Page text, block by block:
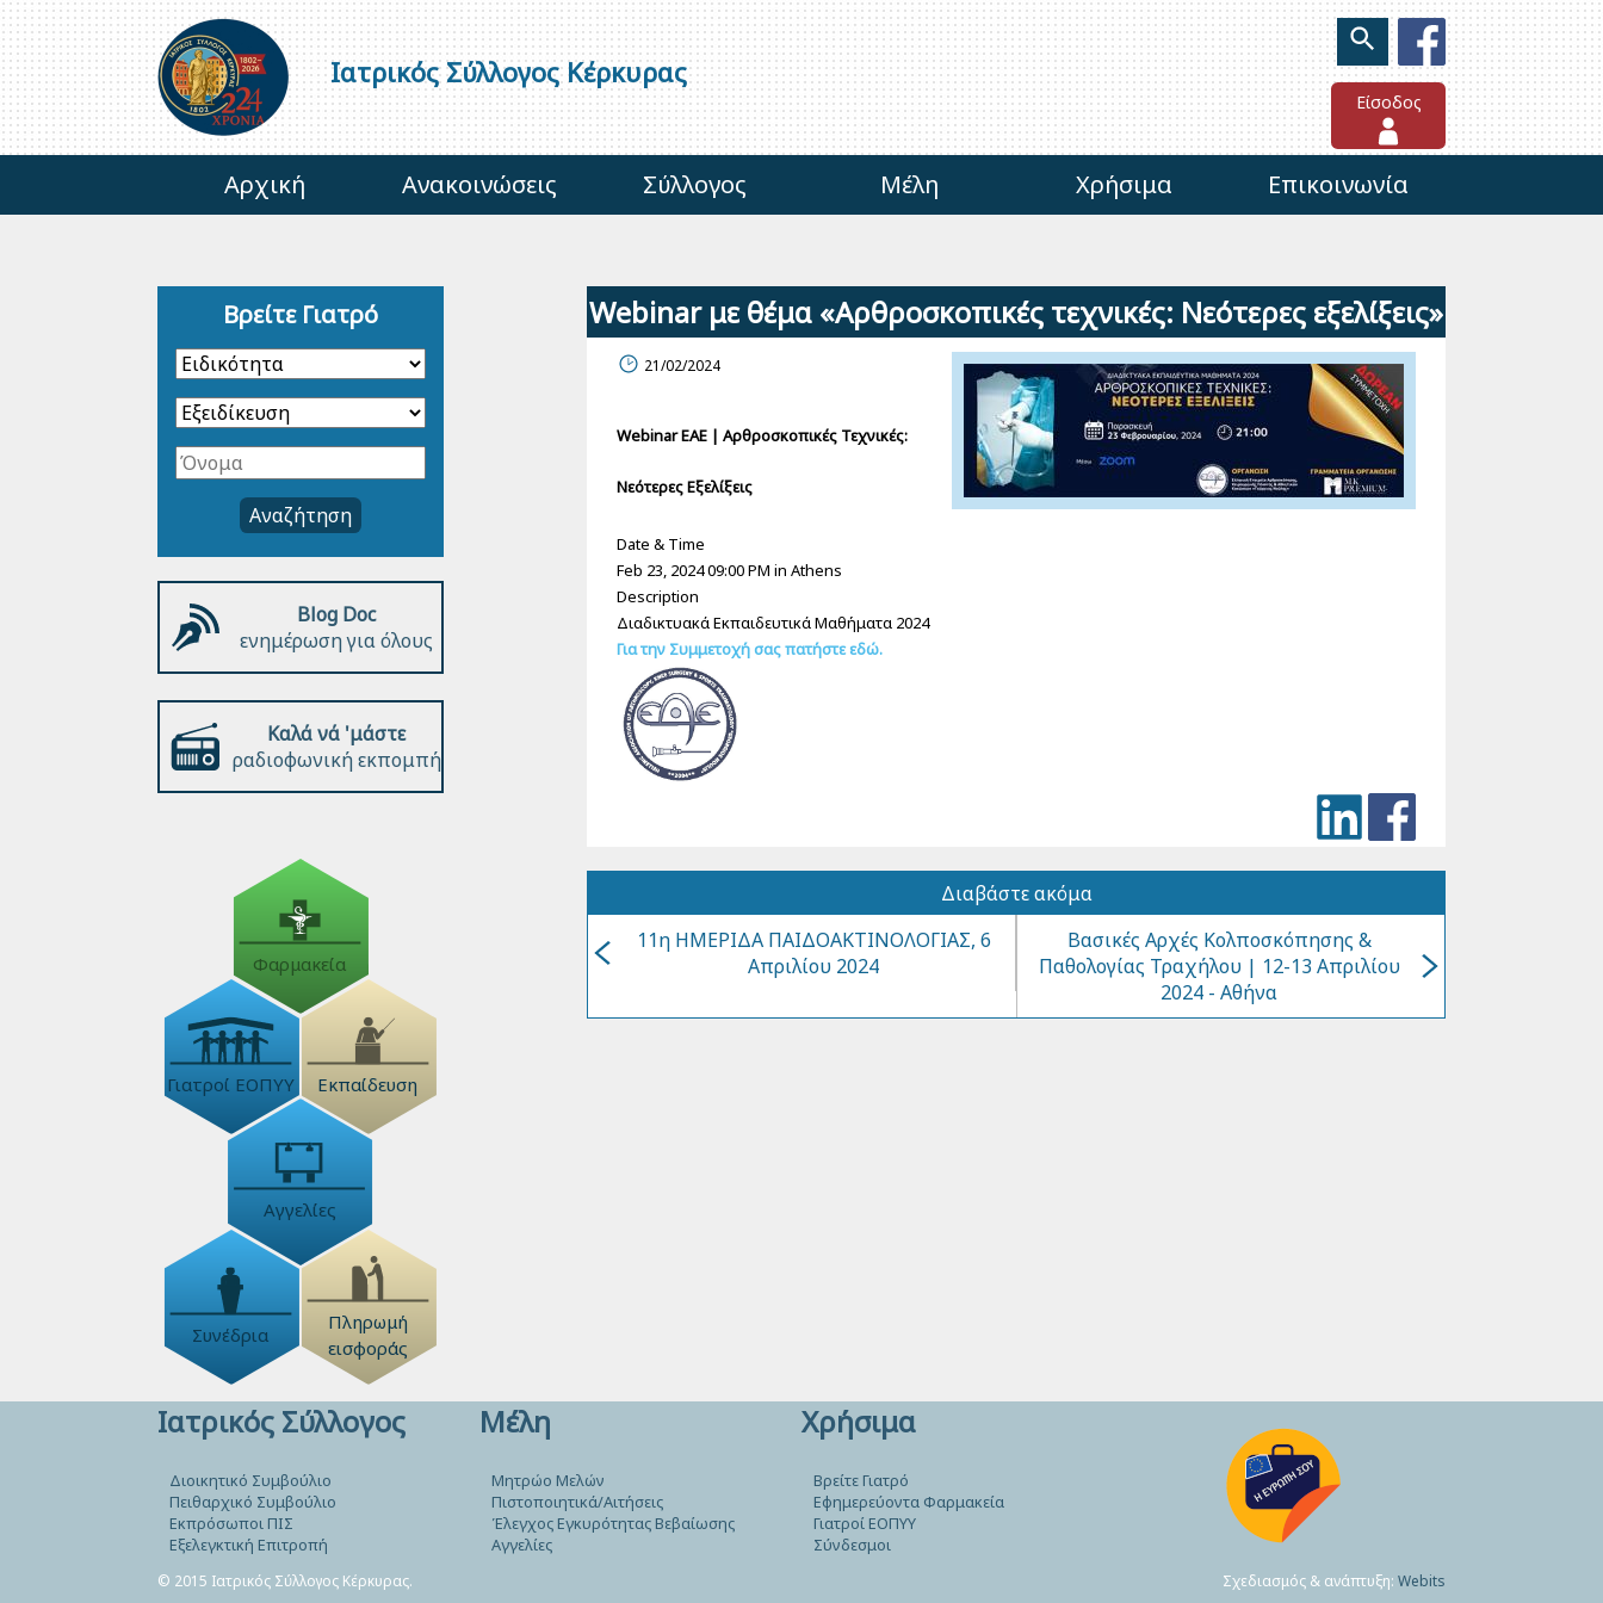
Ιατρικός Σύλλογος Κέρκυρας
Είσοδος
Αρχική Ανακοινώσεις Σύλλογος Μέλη Χρήσιμα Επικοινωνία
Webinar με θέμα «Αρθροσκοπικές τεχνικές: Νεότερες εξελίξεις»
21/02/2024
Webinar ΕΑΕ | Αρθροσκοπικές Τεχνικές:
Νεότερες Εξελίξεις
Date & Time
Feb 23, 2024 09:00 PM in Athens
Description
Διαδικτυακά Εκπαιδευτικά Μαθήματα 2024
Για την Συμμετοχή σας πατήστεεδώ.
Διαβάστε ακόμα
11η ΗΜΕΡΙΔΑ ΠΑΙΔΟΑΚΤΙΝΟΛΟΓΙΑΣ, 6
Απριλίου 2024
Βασικές Αρχές Κολποσκόπησης &
Παθολογίας Τραχήλου | 12-13 Απριλίου
2024 - Αθήνα
Βρείτε Γιατρό
Αναζήτηση
Blog Doc
ενημέρωση για όλους
Καλά νά 'μάστε
ραδιοφωνική εκπομπή
Φαρμακεία
Γιατροί ΕΟΠΥΥ Εκπαίδευση
Αγγελίες
Συνέδρια
Πληρωμή
εισφοράς
Ιατρικός Σύλλογος
Διοικητικό Συμβούλιο
Πειθαρχικό Συμβούλιο
Εκπρόσωποι ΠΙΣ
Εξελεγκτική Επιτροπή
Μέλη
Μητρώο Μελών
Πιστοποιητικά/Αιτήσεις
Έλεγχος Εγκυρότητας Βεβαίωσης
Αγγελίες
Χρήσιμα
Βρείτε Γιατρό
Εφημερεύοντα Φαρμακεία
Γιατροί ΕΟΠΥΥ
Σύνδεσμοι
© 2015 Ιατρικός Σύλλογος Κέρκυρας. Σχεδιασμός & ανάπτυξη: Webits